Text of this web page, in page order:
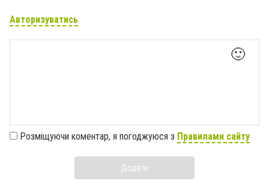
Авторизуватись
🙂
Розміщуючи коментар, я погоджуюся з Правилами сайту
Додати